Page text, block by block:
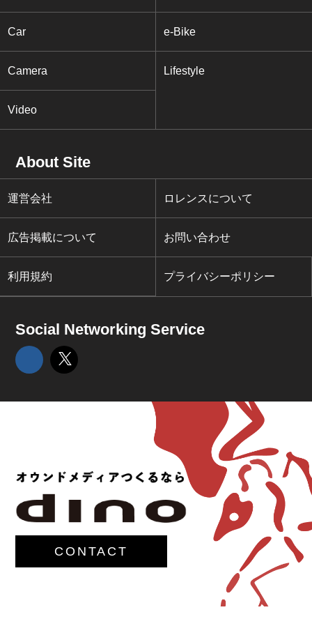
Car e-Bike
Camera Lifestyle
Video
About Site
運営会社 ロレンスについて
広告掲載について お問い合わせ
利用規約 プライバシーポリシー
Social Networking Service
CONTACT